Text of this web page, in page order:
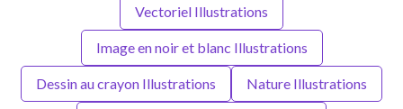
Vectoriel Illustrations
Image en noir et blanc Illustrations
Dessin au crayon Illustrations Nature Illustrations